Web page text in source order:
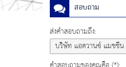
สอบถาม
ส่งคำสอบถามถึง: